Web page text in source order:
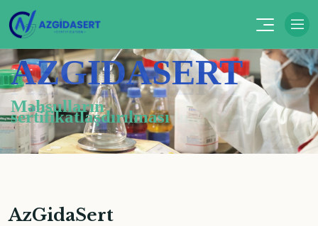
AZGIDASERT
Məhsulların
sertifikatlaşdırılması
AZGIDASERT
Sertifikatlaşdırma xidmətləri
AzGidaSert